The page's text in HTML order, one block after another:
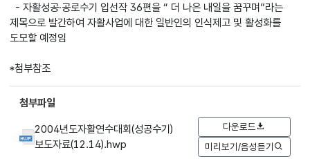
- 자활성공·공로수기 입선작 36편을 “ 더 나은 내일을 꿈꾸며”라는
제목으로 발간하여 자활사업에 대한 일반인의 인식제고 및 활성화를
도모할 예정임
*첨부참조
첨부파일
2004년도자활연수대회(성공수기)
보도자료(12.14).hwp
다운로드
미리보기/음성듣기